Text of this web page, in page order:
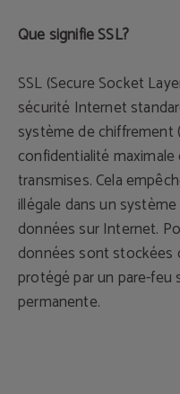
Que signifie SSL?
SSL (Secure Socket
sécurité Internet
système de chiffrement
confidentialité
transmises. Cela
illégale dans un
données sur Internet.
données sont stockées
protégé par un pare-feu
permanente.